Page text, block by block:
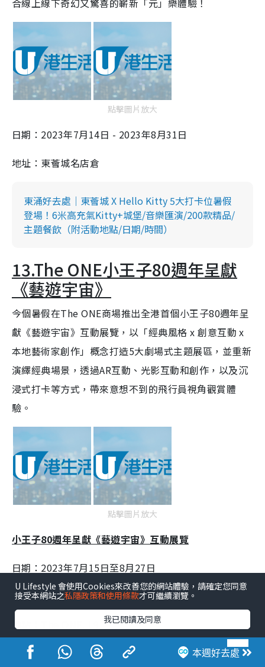
點擊圖片放大
日期：2023年7月14日 - 2023年8月31日
地址：東薈城名店倉
東涌好去處｜東薈城 X Hello Kitty 5大打卡位暑假
登場！6米高充氣Kitty+城堡/音樂匯演/200款精品/
主題餐飲（附活動地點/日期/時間）
13.The ONE小王子80週年呈獻
《藝遊宇宙》
今個暑假在The ONE商場推出全港首個小王子80週年呈
獻《藝遊宇宙》互動展覽，以「經典風格 x 創意互動 x
本地藝術家創作」概念打造5大劇場式主題展區，並重新
演繹經典場景，透過AR互動、光影互動和創作，以及沉
浸式打卡等方式，帶來意想不到的飛行員視角觀賞體
驗。
點擊圖片放大
小王子80週年呈獻《藝遊宇宙》互動展覽
日期：2023年7月15日至8月27日
時間：11:00–20:00
地點：The ONE, L9
尖沙咀好去處｜全港首個小王子互動展覽7月登陸
本週好去處
U Lifestyle 會使用Cookies來改善您的網站體驗，請確定您同意
接受本網站之私隱政策和使用條款才可繼續瀏覽。
我已閱讀及同意